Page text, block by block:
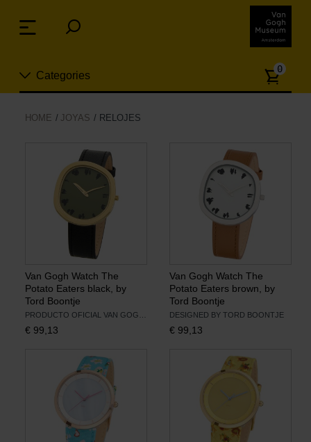
links
Jump
content
Categories
Nuevo
Hogar y Cocina
Ocio
Lienzos y Láminas
Regalos
0
HOME JOYAS RELOJES
Van Gogh Watch The
Potato Eaters black, by
Tord Boontje
€ 99,13
Van Gogh Watch The
Potato Eaters brown, by
Tord Boontje
DESIGNED BY TORD BOONTJE
€ 99,13
Menu